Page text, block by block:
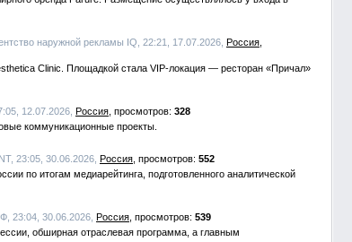
наружной рекламы IQ, 22:21, 17.07.2026, Россия
Clinic. Площадкой стала VIP-локация — ресторан «Причал»
12.07.2026, Россия
328
коммуникационные проекты.
23:05, 30.06.2026, Россия
552
по итогам медиарейтинга, подготовленного аналитической
23:04, 30.06.2026, Россия
539
обширная отраслевая программа, а главным